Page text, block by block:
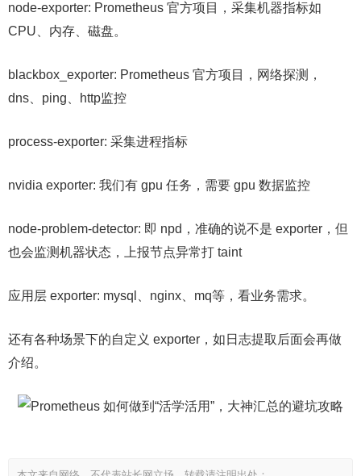
node-exporter: Prometheus 官方项目，采集机器指标如
CPU、内存、磁盘。
blackbox_exporter: Prometheus 官方项目，网络探测，
dns、ping、http监控
process-exporter: 采集进程指标
nvidia exporter: 我们有 gpu 任务，需要 gpu 数据监控
node-problem-detector: 即 npd，准确的说不是 exporter，但
也会监测机器状态，上报节点异常打 taint
应用层 exporter: mysql、nginx、mq等，看业务需求。
还有各种场景下的自定义 exporter，如日志提取后面会再做
介绍。